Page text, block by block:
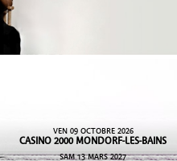
VEN 09 OCTOBRE 2026
CASINO 2000 MONDORF-LES-BAINS
SAM 13 MARS 2027